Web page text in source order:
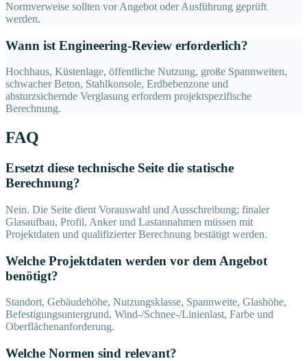
Normverweise sollten vor Angebot oder Ausführung geprüft
werden.
Wann ist Engineering-Review erforderlich?
Hochhaus, Küstenlage, öffentliche Nutzung, große Spannweiten,
schwacher Beton, Stahlkonsole, Erdbebenzone und
absturzsichernde Verglasung erfordern projektspezifische
Berechnung.
FAQ
Ersetzt diese technische Seite die statische
Berechnung?
Nein. Die Seite dient Vorauswahl und Ausschreibung; finaler
Glasaufbau, Profil, Anker und Lastannahmen müssen mit
Projektdaten und qualifizierter Berechnung bestätigt werden.
Welche Projektdaten werden vor dem Angebot
benötigt?
Standort, Gebäudehöhe, Nutzungsklasse, Spannweite, Glashöhe,
Befestigungsuntergrund, Wind-/Schnee-/Linienlast, Farbe und
Oberflächenanforderung.
Welche Normen sind relevant?